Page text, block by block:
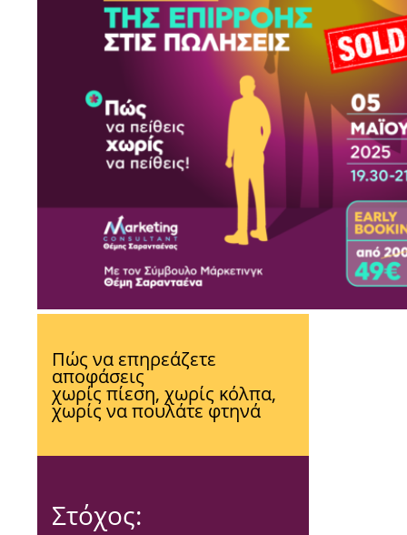
Πώς να επηρεάζετε
αποφάσεις
χωρίς πίεση, χωρίς κόλπα,
χωρίς να πουλάτε φτηνά
Στόχος: